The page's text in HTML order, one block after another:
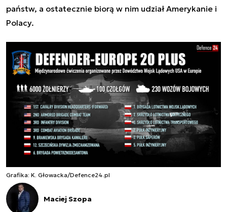
państw, a ostatecznie biorą w nim udział Amerykanie i
Polacy.
Grafika: K. Głowacka/Defence24.pl
Maciej Szopa